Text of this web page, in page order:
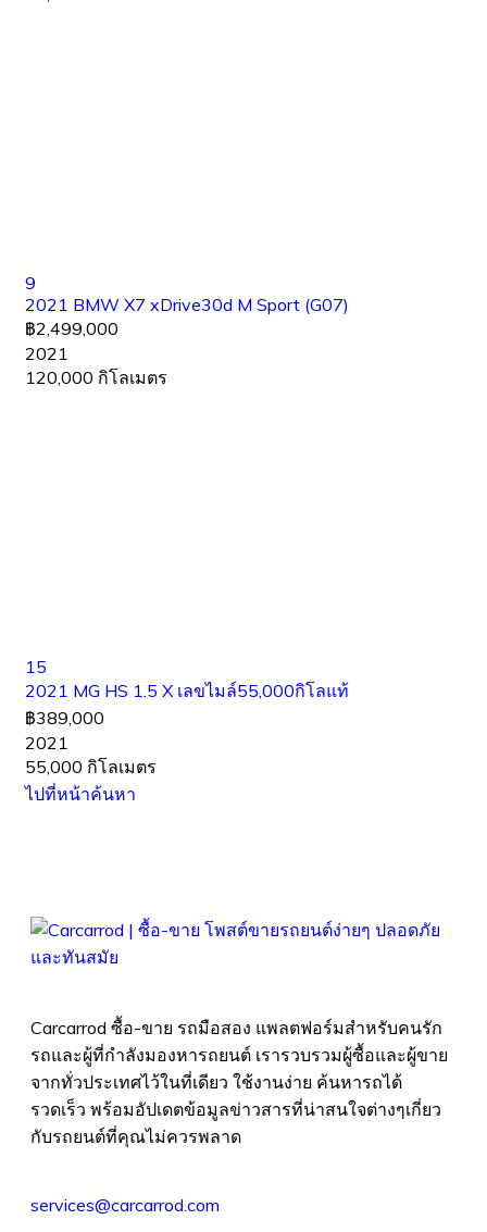
9
2021 BMW X7 xDrive30d M Sport (G07)
฿2,499,000
2021
120,000 กิโลเมตร
15
2021 MG HS 1.5 X เลขไมล์55,000กิโลแท้
฿389,000
2021
55,000 กิโลเมตร
ไปที่หน้าค้นหา
Carcarrod ซื้อ-ขาย รถมือสอง แพลตฟอร์มสำหรับคนรัก
รถและผู้ที่กำลังมองหารถยนต์ เรารวบรวมผู้ซื้อและผู้ขาย
จากทั่วประเทศไว้ในที่เดียว ใช้งานง่าย ค้นหารถได้
รวดเร็ว พร้อมอัปเดตข้อมูลข่าวสารที่น่าสนใจต่างๆเกี่ยว
กับรถยนต์ที่คุณไม่ควรพลาด
services@carcarrod.com